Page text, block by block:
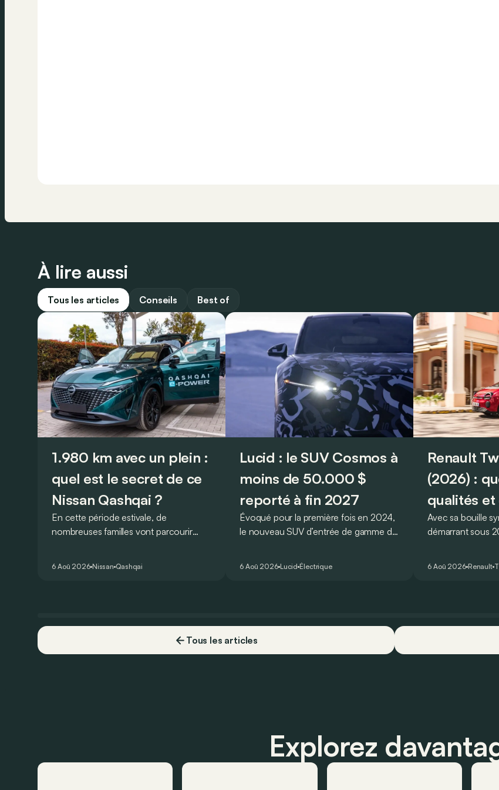
À lire aussi
Tous les articles Conseils Best of
1.980 km avec un plein :
quel est le secret de ce
Nissan Qashqai ?
En cette période estivale, de
nombreuses familles vont parcourir
Qashqai e-Power, il serait possible de
6 Aoû 2026 Nissan Qashqai
Lucid : le SUV Cosmos à
moins de 50.000 $
reporté à fin 2027
Évoqué pour la première fois en 2024,
le nouveau SUV d’entrée de gamme de
gamme du constructeur d’ici la fin de
6 Aoû 2026 Lucid Électrique
Renault
(2026) :
qualités
Avec sa bouille
démarrant sous
séduisantes du
6 Aoû 2026 Renault
Tous les articles
Explorez